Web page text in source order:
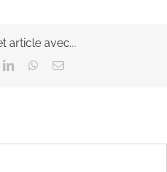
article avec...
LinkedInWhatsApp
Email